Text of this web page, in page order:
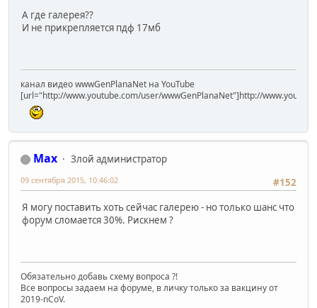
А где галерея??
И не прикрепляется пдф 17мб
канал видео wwwGenPlanaNet на YouTube
[url="http://www.youtube.com/user/wwwGenPlanaNet"]http://
Max
Злой администратор
#152
09 сентября 2015, 10:46:02
Я могу поставить хоть сейчас галерею - но только шанс что
форум сломается 30%. Рискнем ?
Обязательно добавь схему вопроса ?!
Все вопросы задаем на форуме, в личку только за вакцину от
2019-nCoV.